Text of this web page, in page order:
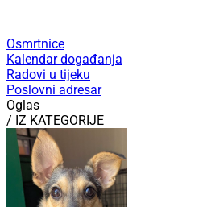
Osmrtnice
Kalendar događanja
Radovi u tijeku
Poslovni adresar
Oglas
/ IZ KATEGORIJE